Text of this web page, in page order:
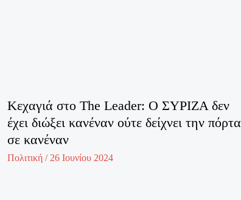
Κεχαγιά στο The Leader: Ο ΣΥΡΙΖΑ δεν
έχει διώξει κανέναν ούτε δείχνει την πόρτα
σε κανέναν
Πολιτική/ 26 Ιουνίου 2024